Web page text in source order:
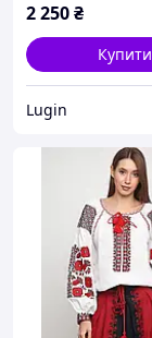
2 250₴
Купити
Lugin